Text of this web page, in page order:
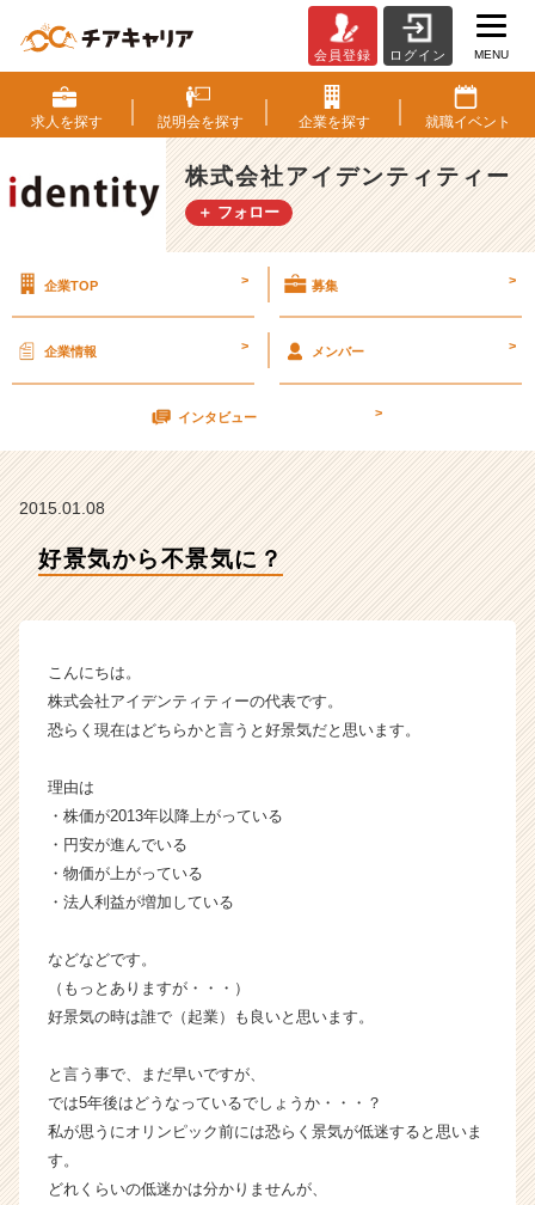
景
気
か
ら
不
景
式
ア
イ
ィ
の
ム
イ
ベ
チ
ャ
企
業
ら
ス
ウ
が
会員登録 ログイン MENU
求人を探す 説明会を探す 企業を探す 就職イベント
株式会社アイデンティティー
＋ フォロー
企業TOP > 募集 >
企業情報 > メンバー >
インタビュー >
2015.01.08
好景気から不景気に？
こんにちは。
株式会社アイデンティティーの代表です。
恐らく現在はどちらかと言うと好景気だと思います。
理由は
・株価が2013年以降上がっている
・円安が進んでいる
・物価が上がっている
・法人利益が増加している
などなどです。
（もっとありますが・・・）
好景気の時は誰で（起業）も良いと思います。
と言う事で、まだ早いですが、
では5年後はどうなっているでしょうか・・・？
私が思うにオリンピック前には恐らく景気が低迷すると思いま
す。
どれくらいの低迷かは分かりませんが、